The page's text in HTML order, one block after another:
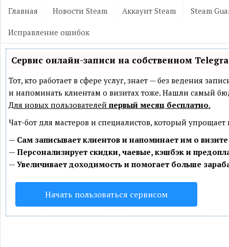
Главная Новости Steam Аккаунт Steam Steam
Исправление ошибок
Сервис онлайн-записи на собственном
Тот, кто работает в сфере услуг, знает — без ведения
и напоминать клиентам о визитах тоже. Нашли самый
Для новых пользователей первый месяц бесплатно.
Чат-бот для мастеров и специалистов, который
— Сам записывает клиентов и напоминает им о
—Персонализирует скидки, чаевые, кэшбэк и
—Увеличивает доходимость и помогает больше
Начать пользоваться сервисом